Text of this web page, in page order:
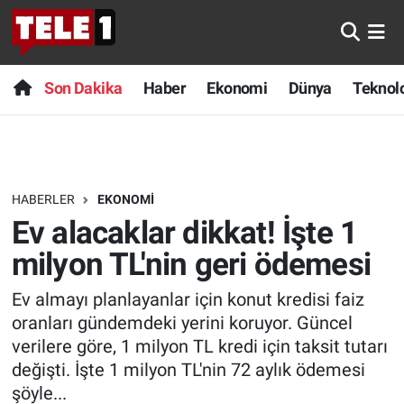
Son Dakika Haber Ekonomi Dünya
HABERLER EKONOMI
Ev alacaklar dikkat! İşte 1
milyon TL'nin geri ödemesi
Ev almayı planlayanlar için konut kredisi faiz
oranları gündemdeki yerini koruyor. Güncel
verilere göre, 1 milyon TL kredi için taksit tutarı
değişti. İşte 1 milyon TL'nin 72 aylık ödemesi
şöyle...
Anında Manşet
Başka Sohbetler
Bilim turu
Bilim ve Teknoloji Evreni
Doğa Konuşuyor
Dünya
Ege Saati
Son Dakika
Haber
Dünya
Teknoloji
Sağlık
Spor
Yayın Akışı
Nöbetçi Eczaneler
Hava Durumu
Trafik Durumu
Süper Lig Puan Durumu ve Fikstür
Tüm Manşetler
Son Dakika Haberleri
Haber Arşivi